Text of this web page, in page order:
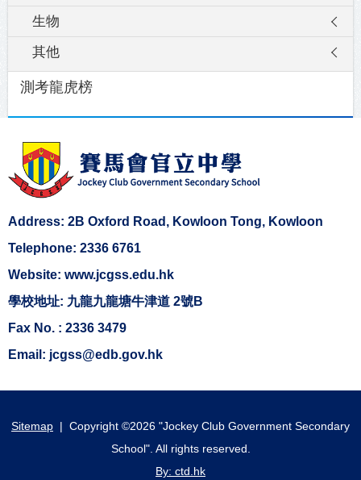
生物
其他
測考龍虎榜
Address: 2B Oxford Road, Kowloon Tong, Kowloon
Telephone: 2336 6761
Website: www.jcgss.edu.hk
學校地址: 九龍九龍塘牛津道 2號B
Fax No. : 2336 3479
Email: jcgss@edb.gov.hk
Sitemap | Copyright ©2026 "Jockey Club Government Secondary
School". All rights reserved.
By: ctd.hk